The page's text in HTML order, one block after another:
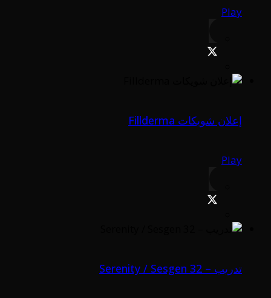
Play
إعلان شويكات Fillderma
Play
تدريب – Serenity / Sesgen 32